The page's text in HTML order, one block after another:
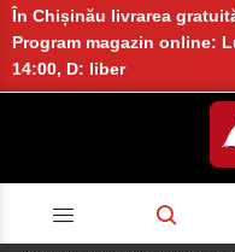
În Chișinău livrarea
Program magazin online:
14:00, D: liber